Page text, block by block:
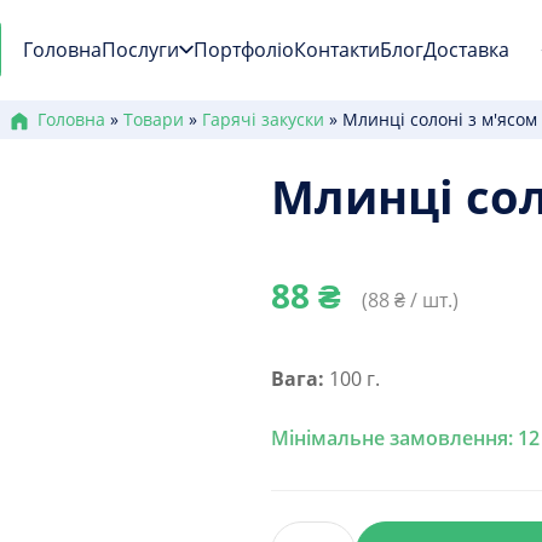
ГоловнаПослуги ПортфоліоКонтактиБлогДоставка
Головна » Товари » Гарячі закуски » Млинці солоні з м'ясом
Млинці
88 ₴ (88₴ / шт.)
Вага: 100 г.
Мінімальне замовлення: